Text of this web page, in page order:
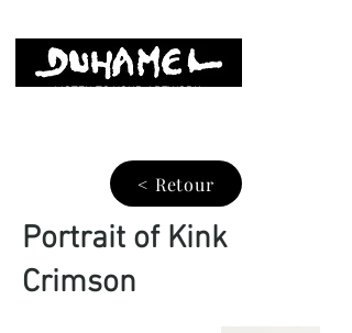
LISTEN TO YOUR ARTWORK
< Retour
Portrait of Kink
Crimson